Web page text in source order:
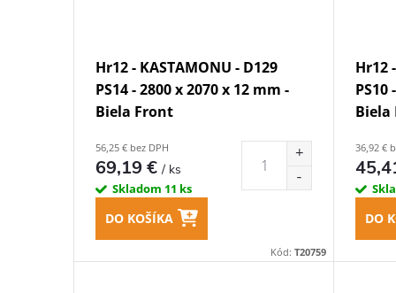
Hr12 - KASTAMONU - D129
PS14 - 2800 x 2070 x 12 mm -
Biela Front
56,25 € bez DPH
69,19 €/ ks
Skladom 11 ks
DO KOŠÍKA
Kód:T20759
Hr12
PS10
Biela
36,92 €
DO